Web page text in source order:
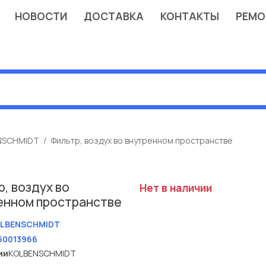
НОВОСТИ ДОСТАВКА КОНТАКТЫ
Фильтр, воздух во внутренном пространстве
воздух во
пространстве
KOLBENSCHMIDT
Нет в наличии